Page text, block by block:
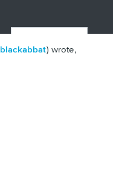
blackabbat) wrote,